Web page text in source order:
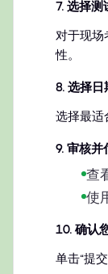
7. 选择测
对于现场
性。
8. 选择日
选择最适
9. 审核并
查
使
10. 确认
单击“提